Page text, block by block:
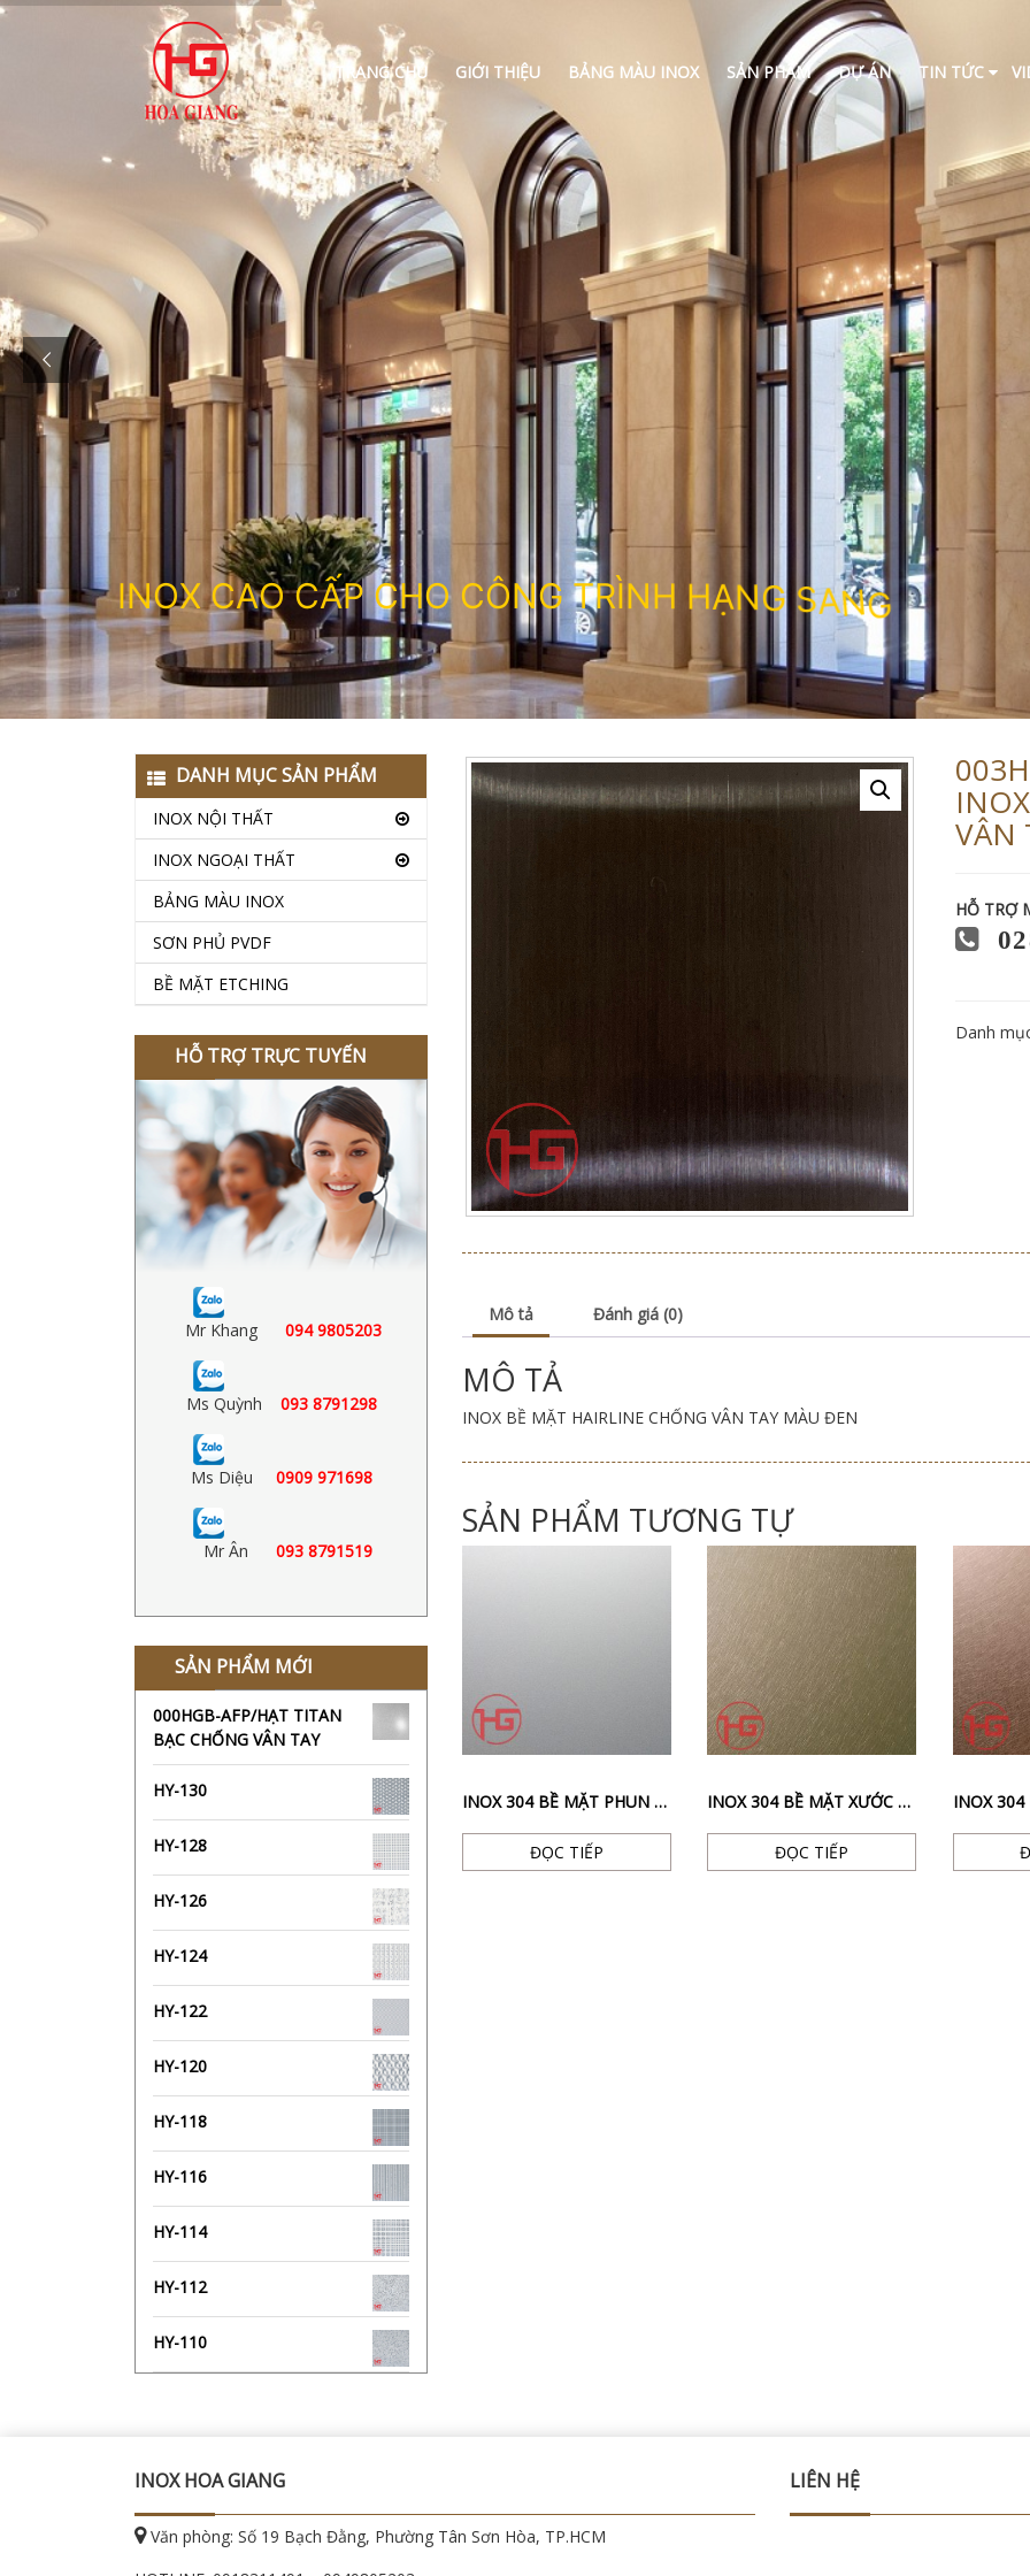
TRANG CHỦ GIỚI THIỆU BẢNG MÀU INOX SẢN PHẨM DỰ ÁN TIN TỨC
INOX CAO CẤP CHO CÔNG TRÌNH HẠNG SANG
DANH MỤC SẢN PHẨM
INOX NỘI THẤT
INOX NGOẠI THẤT
BẢNG MÀU INOX
SƠN PHỦ PVDF
BỀ MẶT ETCHING
HỖ TRỢ TRỰC TUYẾN
Mr Khang 094 9805203
Ms Quỳnh 093 8791298
Ms Diệu 0909 971698
Mr Ân 093 8791519
SẢN PHẨM MỚI
000HGB-AFP/HẠT TITAN
BẠC CHỐNG VÂN TAY
HY-130
HY-128
HY-126
HY-124
HY-122
HY-120
HY-118
HY-116
HY-114
HY-112
HY-110
VÂN
HỖ TRỢ
Danh
Mô tả Đánh giá (0)
MÔ TẢ
INOX BỀ MẶT HAIRLINE CHỐNG VÂN TAY MÀU ĐEN
SẢN PHẨM TƯƠNG TỰ
INOX 304 BỀ MẶT PHUN CÁT
ĐỌC TIẾP
INOX 304 BỀ MẶT XƯỚC RỐI + MẠ TITAN ĐỒNG
ĐỌC TIẾP
INOX HOA GIANG
Văn phòng: Số 19 Bạch Đằng, Phường Tân Sơn Hòa, TP.HCM
LIÊN HỆ